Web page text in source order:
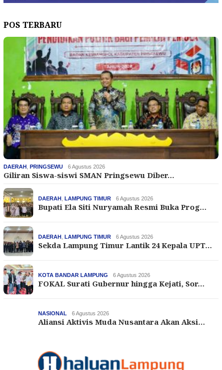
POS TERBARU
DAERAH PRINGSEWU 6 Agustus 2026
Giliran Siswa-siswi SMAN Pringsewu Diber…
DAERAH LAMPUNG TIMUR 6 Agustus 2026
Bupati Ela Siti Nuryamah Resmi Buka Prog…
DAERAH LAMPUNG TIMUR 6 Agustus 2026
Sekda Lampung Timur Lantik 24 Kepala UPT…
KOTA BANDAR LAMPUNG 6 Agustus 2026
FOKAL Surati Gubernur hingga Kejati, Sor…
NASIONAL 6 Agustus 2026
Aliansi Aktivis Muda Nusantara Akan Aksi…